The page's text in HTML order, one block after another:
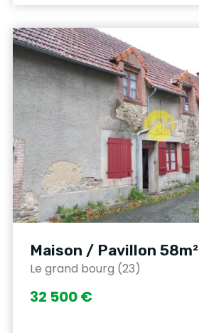
Maison / Pavillon 58m²
Le grand bourg (23)
32 500 €